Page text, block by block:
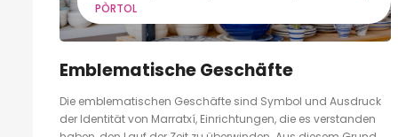
PÒRTOL
Emblematische Geschäfte
Die emblematischen Geschäfte sind Symbol und Ausdruck
der Identität von Marratxí, Einrichtungen, die es verstanden